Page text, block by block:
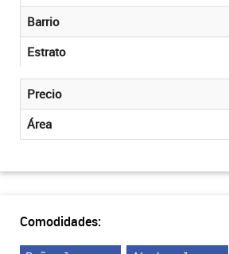
Barrio
Estrato
Precio
Área
Comodidades: